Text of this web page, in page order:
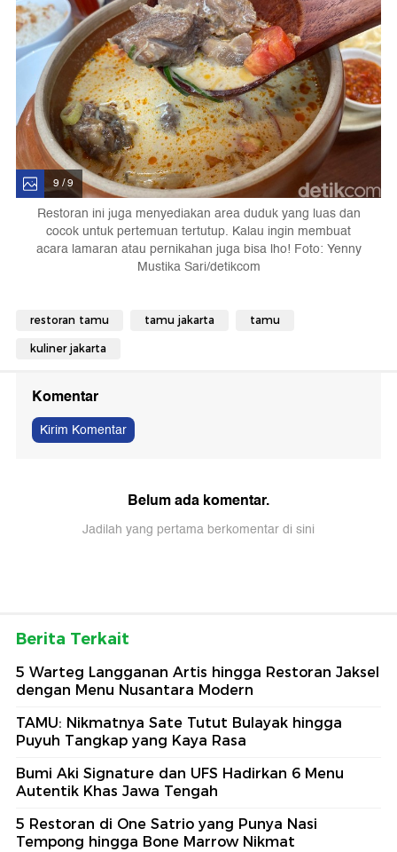
9 / 9
Restoran ini juga menyediakan area duduk yang luas dan
cocok untuk pertemuan tertutup. Kalau ingin membuat
acara lamaran atau pernikahan juga bisa lho! Foto: Yenny
Mustika Sari/detikcom
restoran tamu tamu jakarta tamu
kuliner jakarta
Komentar
Kirim Komentar
Belum ada komentar.
Jadilah yang pertama berkomentar di sini
Berita Terkait
5 Warteg Langganan Artis hingga Restoran Jaksel
dengan Menu Nusantara Modern
TAMU: Nikmatnya Sate Tutut Bulayak hingga
Puyuh Tangkap yang Kaya Rasa
Bumi Aki Signature dan UFS Hadirkan 6 Menu
Autentik Khas Jawa Tengah
5 Restoran di One Satrio yang Punya Nasi
Tempong hingga Bone Marrow Nikmat